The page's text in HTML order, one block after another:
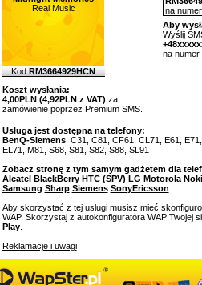
Real Music
Kod:RM3664929HCN
Koszt wysłania:
4,00PLN (4,92PLN z VAT) za
zamówienie poprzez Premium SMS.
na
Aby
Wyślij
na numer
Usługa jest dostępna na telefony:
BenQ-Siemens: C31, C81, CF61, CL71, E61,
EL71, M81, S68, S81, S82, S88, SL91
Zobacz stronę z tym samym gadżetem dla
Alcatel BlackBerry HTC (SPV) LG Motorola
Samsung Sharp Siemens SonyEricsson
Aby skorzystać z tej usługi musisz mieć
WAP. Skorzystaj z autokonfiguratora WAP Twojej
Play.
Reklamacje i uwagi